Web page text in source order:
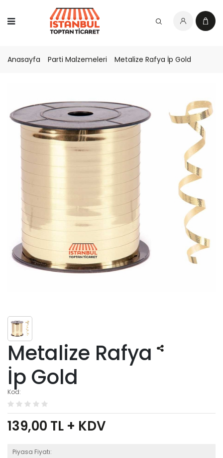
Anasayfa Parti Malzemeleri Metalize Rafya İp Gold
Metalize Rafya
İp Gold
Kod:
139,00 TL + KDV
Piyasa Fiyatı: